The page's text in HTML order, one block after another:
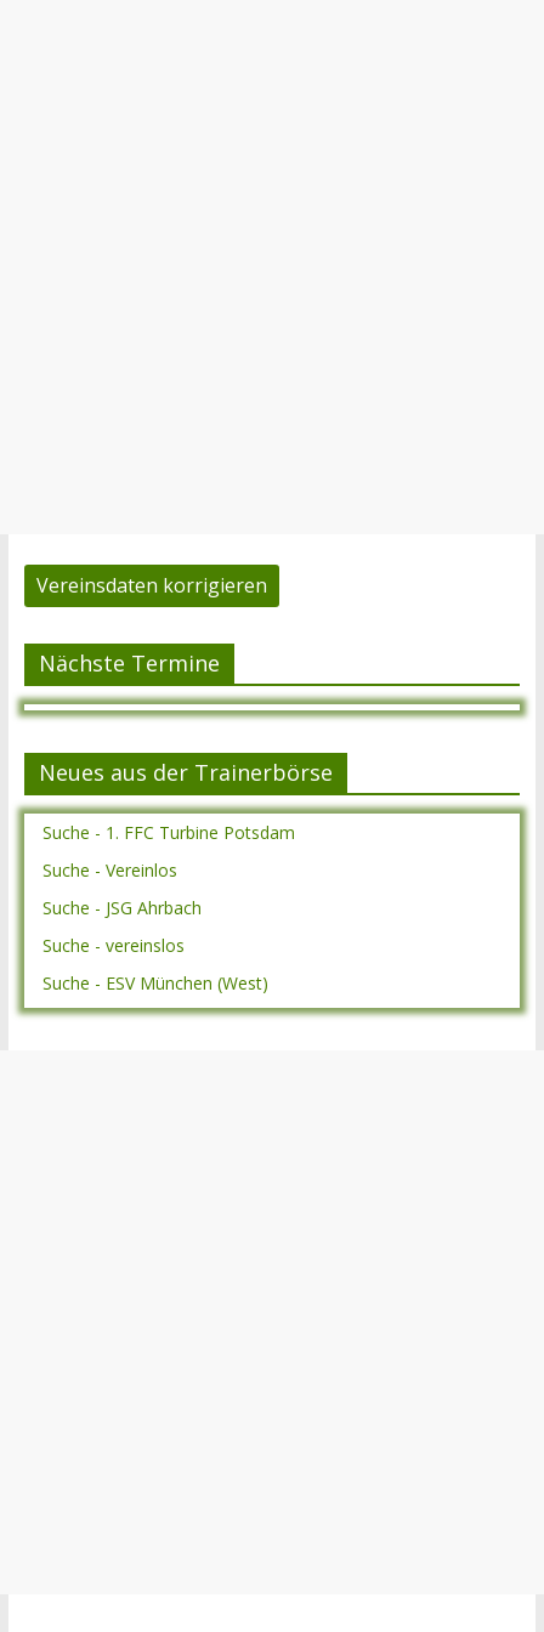
Vereinsdaten korrigieren
Nächste Termine
Neues aus der Trainerbörse
Suche - 1. FFC Turbine Potsdam
Suche - Vereinlos
Suche - JSG Ahrbach
Suche - vereinslos
Suche - ESV München (West)